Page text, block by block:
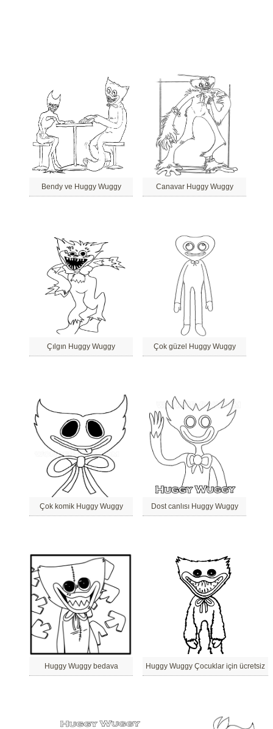
Bendy ve Huggy Wuggy Canavar Huggy Wuggy
Çılgın Huggy Wuggy Çok güzel Huggy Wuggy
Çok komik Huggy Wuggy Dost canlısı Huggy Wuggy
Huggy Wuggy bedava Huggy Wuggy Çocuklar için ücretsiz